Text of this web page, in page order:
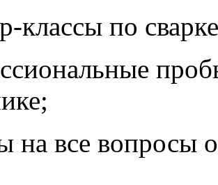
классы по
на все вопросы